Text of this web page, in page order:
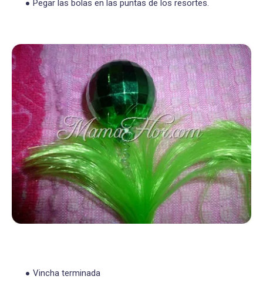
Pegar las bolas en las puntas de los resortes.
Vincha terminada